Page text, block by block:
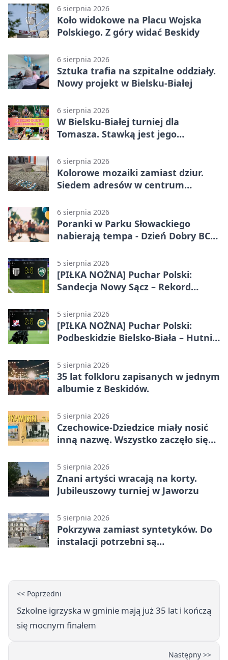
6 sierpnia 2026
Koło widokowe na Placu Wojska
Polskiego. Z góry widać Beskidy
6 sierpnia 2026
Sztuka trafia na szpitalne oddziały.
Nowy projekt w Bielsku-Białej
6 sierpnia 2026
W Bielsku-Białej turniej dla
Tomasza. Stawką jest jego
6 sierpnia 2026
Kolorowe mozaiki zamiast dziur.
Siedem adresów w centrum
6 sierpnia 2026
Poranki w Parku Słowackiego
nabierają tempa - Dzień Dobry BCK
5 sierpnia 2026
[PIŁKA NOŻNA] Puchar Polski:
Sandecja Nowy Sącz – Rekord
5 sierpnia 2026
[PIŁKA NOŻNA] Puchar Polski:
Podbeskidzie Bielsko-Biała – Hutnik
w Dankowicach
5 sierpnia 2026
35 lat folkloru zapisanych w jednym
albumie z Beskidów.
5 sierpnia 2026
Czechowice-Dziedzice miały nosić
inną nazwę. Wszystko zaczęło się
5 sierpnia 2026
Znani artyści wracają na korty.
Jubileuszowy turniej w Jaworzu
5 sierpnia 2026
Pokrzywa zamiast syntetyków. Do
instalacji potrzebni są
<< Poprzedni
Szkolne igrzyska w gminie mają już 35 lat i kończą
się mocnym finałem
Następny >>